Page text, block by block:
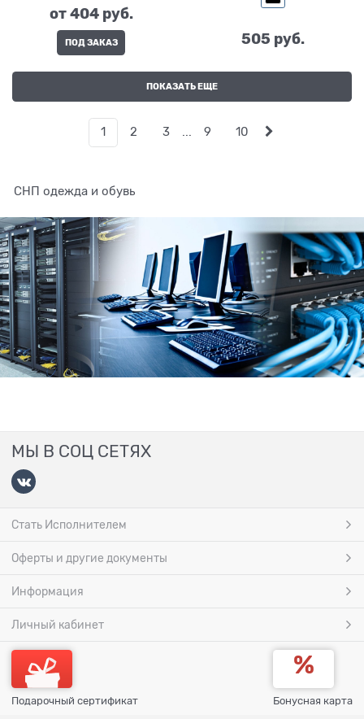
от404 руб.
ПОД ЗАКАЗ 505 руб.
ПОКАЗАТЬ ЕЩЕ
1 2 3 ... 9 10
СНП одежда и обувь
МЫ В СОЦ СЕТЯХ
Стать Исполнителем
Оферты и другие документы
Информация
Личный кабинет
Подарочный сертификат Бонусная карта